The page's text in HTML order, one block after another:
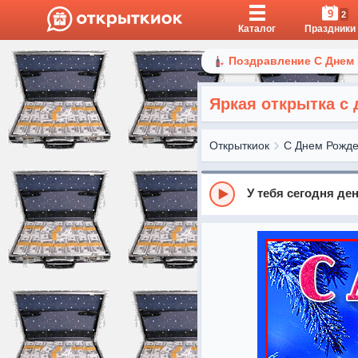
Каталог
9 2
Праздники
Поздравление С
Яркая открытка
Открыткиок С Днем
У тебя сегодня